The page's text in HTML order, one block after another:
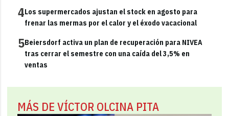
4Los supermercados ajustan el stock en agosto para
frenar las mermas por el calor y el éxodo vacacional
5Beiersdorf activa un plan de recuperación para NIVEA
tras cerrar el semestre con una caída del 3,5% en
ventas
MÁS DE VÍCTOR OLCINA PITA